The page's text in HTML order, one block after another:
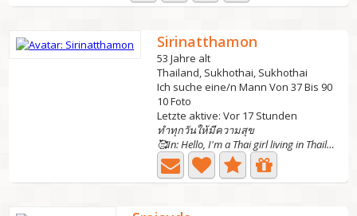
Sirinatthamon
53 Jahre alt
Thailand, Sukhothai, Sukhothai
Ich suche eine/n Mann Von 37 Bis 90
10 Foto
Letzte aktive: Vor 17 Stunden
ทำทุกวันให้มีความสุข
🥰In: Hello, I'm a Thai girl living in Thailand. I love...